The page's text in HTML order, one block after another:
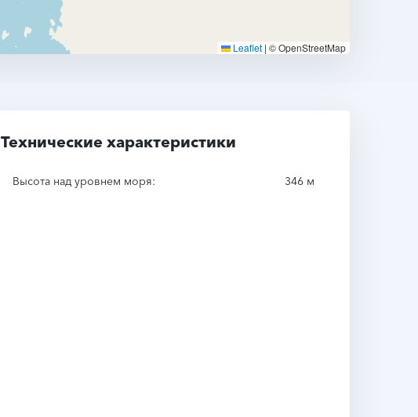
Leaflet | © OpenStreetMap
Технические характеристики
Высота над уровнем моря: 346 м